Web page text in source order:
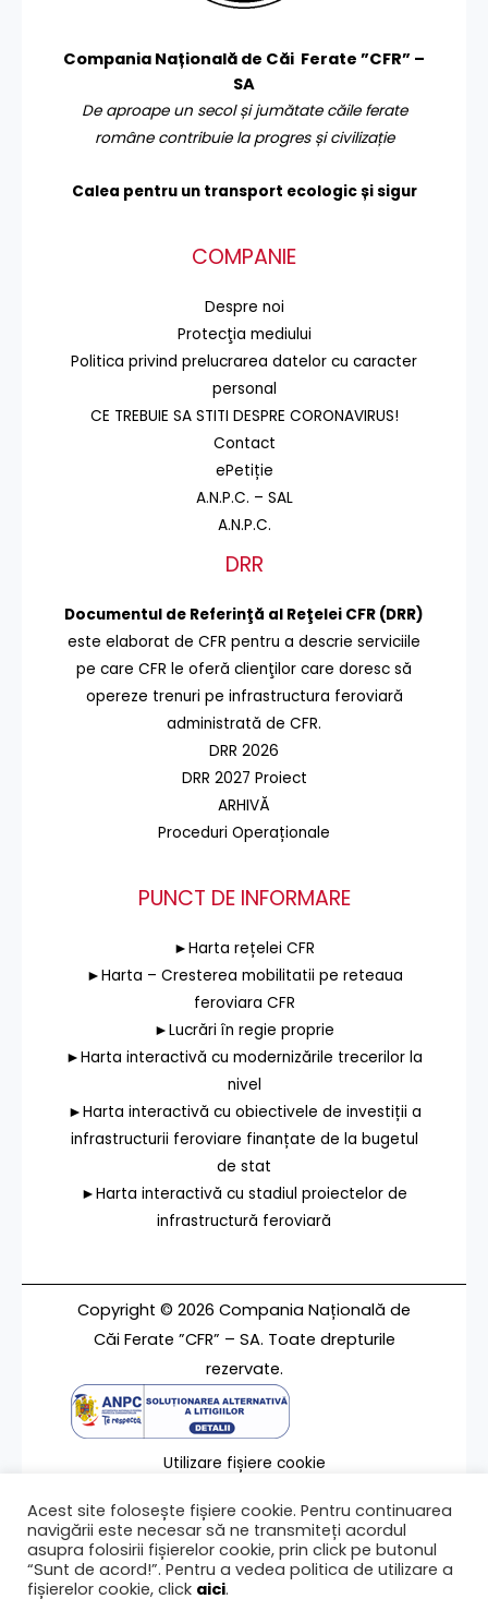
Compania Națională de Căi Ferate ”CFR” –
SA
De aproape un secol și jumătate căile ferate
române contribuie la progres și civilizație
Calea pentru un transport ecologic și sigur
COMPANIE
Despre noi
Protecţia mediului
Politica privind prelucrarea datelor cu caracter
personal
CE TREBUIE SA STITI DESPRE CORONAVIRUS!
Contact
ePetiție
A.N.P.C. – SAL
A.N.P.C.
DRR
Documentul de Referinţă al Reţelei CFR (DRR)
este elaborat de CFR pentru a descrie serviciile
pe care CFR le oferă clienţilor care doresc să
opereze trenuri pe infrastructura feroviară
administrată de CFR.
DRR 2026
DRR 2027 Proiect
ARHIVĂ
Proceduri Operaționale
PUNCT DE INFORMARE
►Harta rețelei CFR
►Harta – Cresterea mobilitatii pe reteaua
feroviara CFR
►Lucrări în regie proprie
►Harta interactivă cu modernizările trecerilor la
nivel
►Harta interactivă cu obiectivele de investiții a
infrastructurii feroviare finanțate de la bugetul
de stat
►Harta interactivă cu stadiul proiectelor de
infrastructură feroviară
Copyright © 2026 Compania Națională de
Căi Ferate ”CFR” – SA. Toate drepturile
rezervate.
Utilizare fișiere cookie
Contact
Ultima modificare a paginii 05/02/2020
Acest site folosește fișiere cookie. Pentru continuarea
navigării este necesar să ne transmiteți acordul
asupra folosirii fișierelor cookie, prin click pe butonul
“Sunt de acord!”. Pentru a vedea politica de utilizare a
fișierelor cookie, click aici.